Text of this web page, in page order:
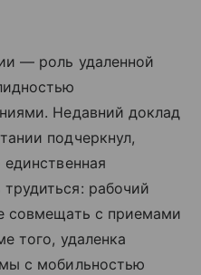
— роль удаленной
Недавний доклад
подчеркнул,
рабочий
совмещать с приемами
того, удаленка
с мобильностью